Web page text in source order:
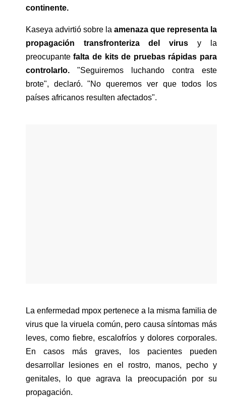
continente.
Kaseya advirtió sobre la amenaza que representa la
propagación transfronteriza del virus y la
preocupante falta de kits de pruebas rápidas para
controlarlo. "Seguiremos luchando contra este
brote", declaró. "No queremos ver que todos los
países africanos resulten afectados".
La enfermedad mpox pertenece a la misma familia de
virus que la viruela común, pero causa síntomas más
leves, como fiebre, escalofríos y dolores corporales.
En casos más graves, los pacientes pueden
desarrollar lesiones en el rostro, manos, pecho y
genitales, lo que agrava la preocupación por su
propagación.